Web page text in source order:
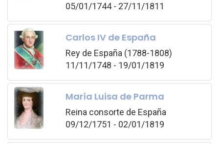
05/01/1744 - 27/11/1811
Carlos IV de España
Rey de España (1788-1808)
11/11/1748 - 19/01/1819
María Luisa de Parma
Reina consorte de España
09/12/1751 - 02/01/1819